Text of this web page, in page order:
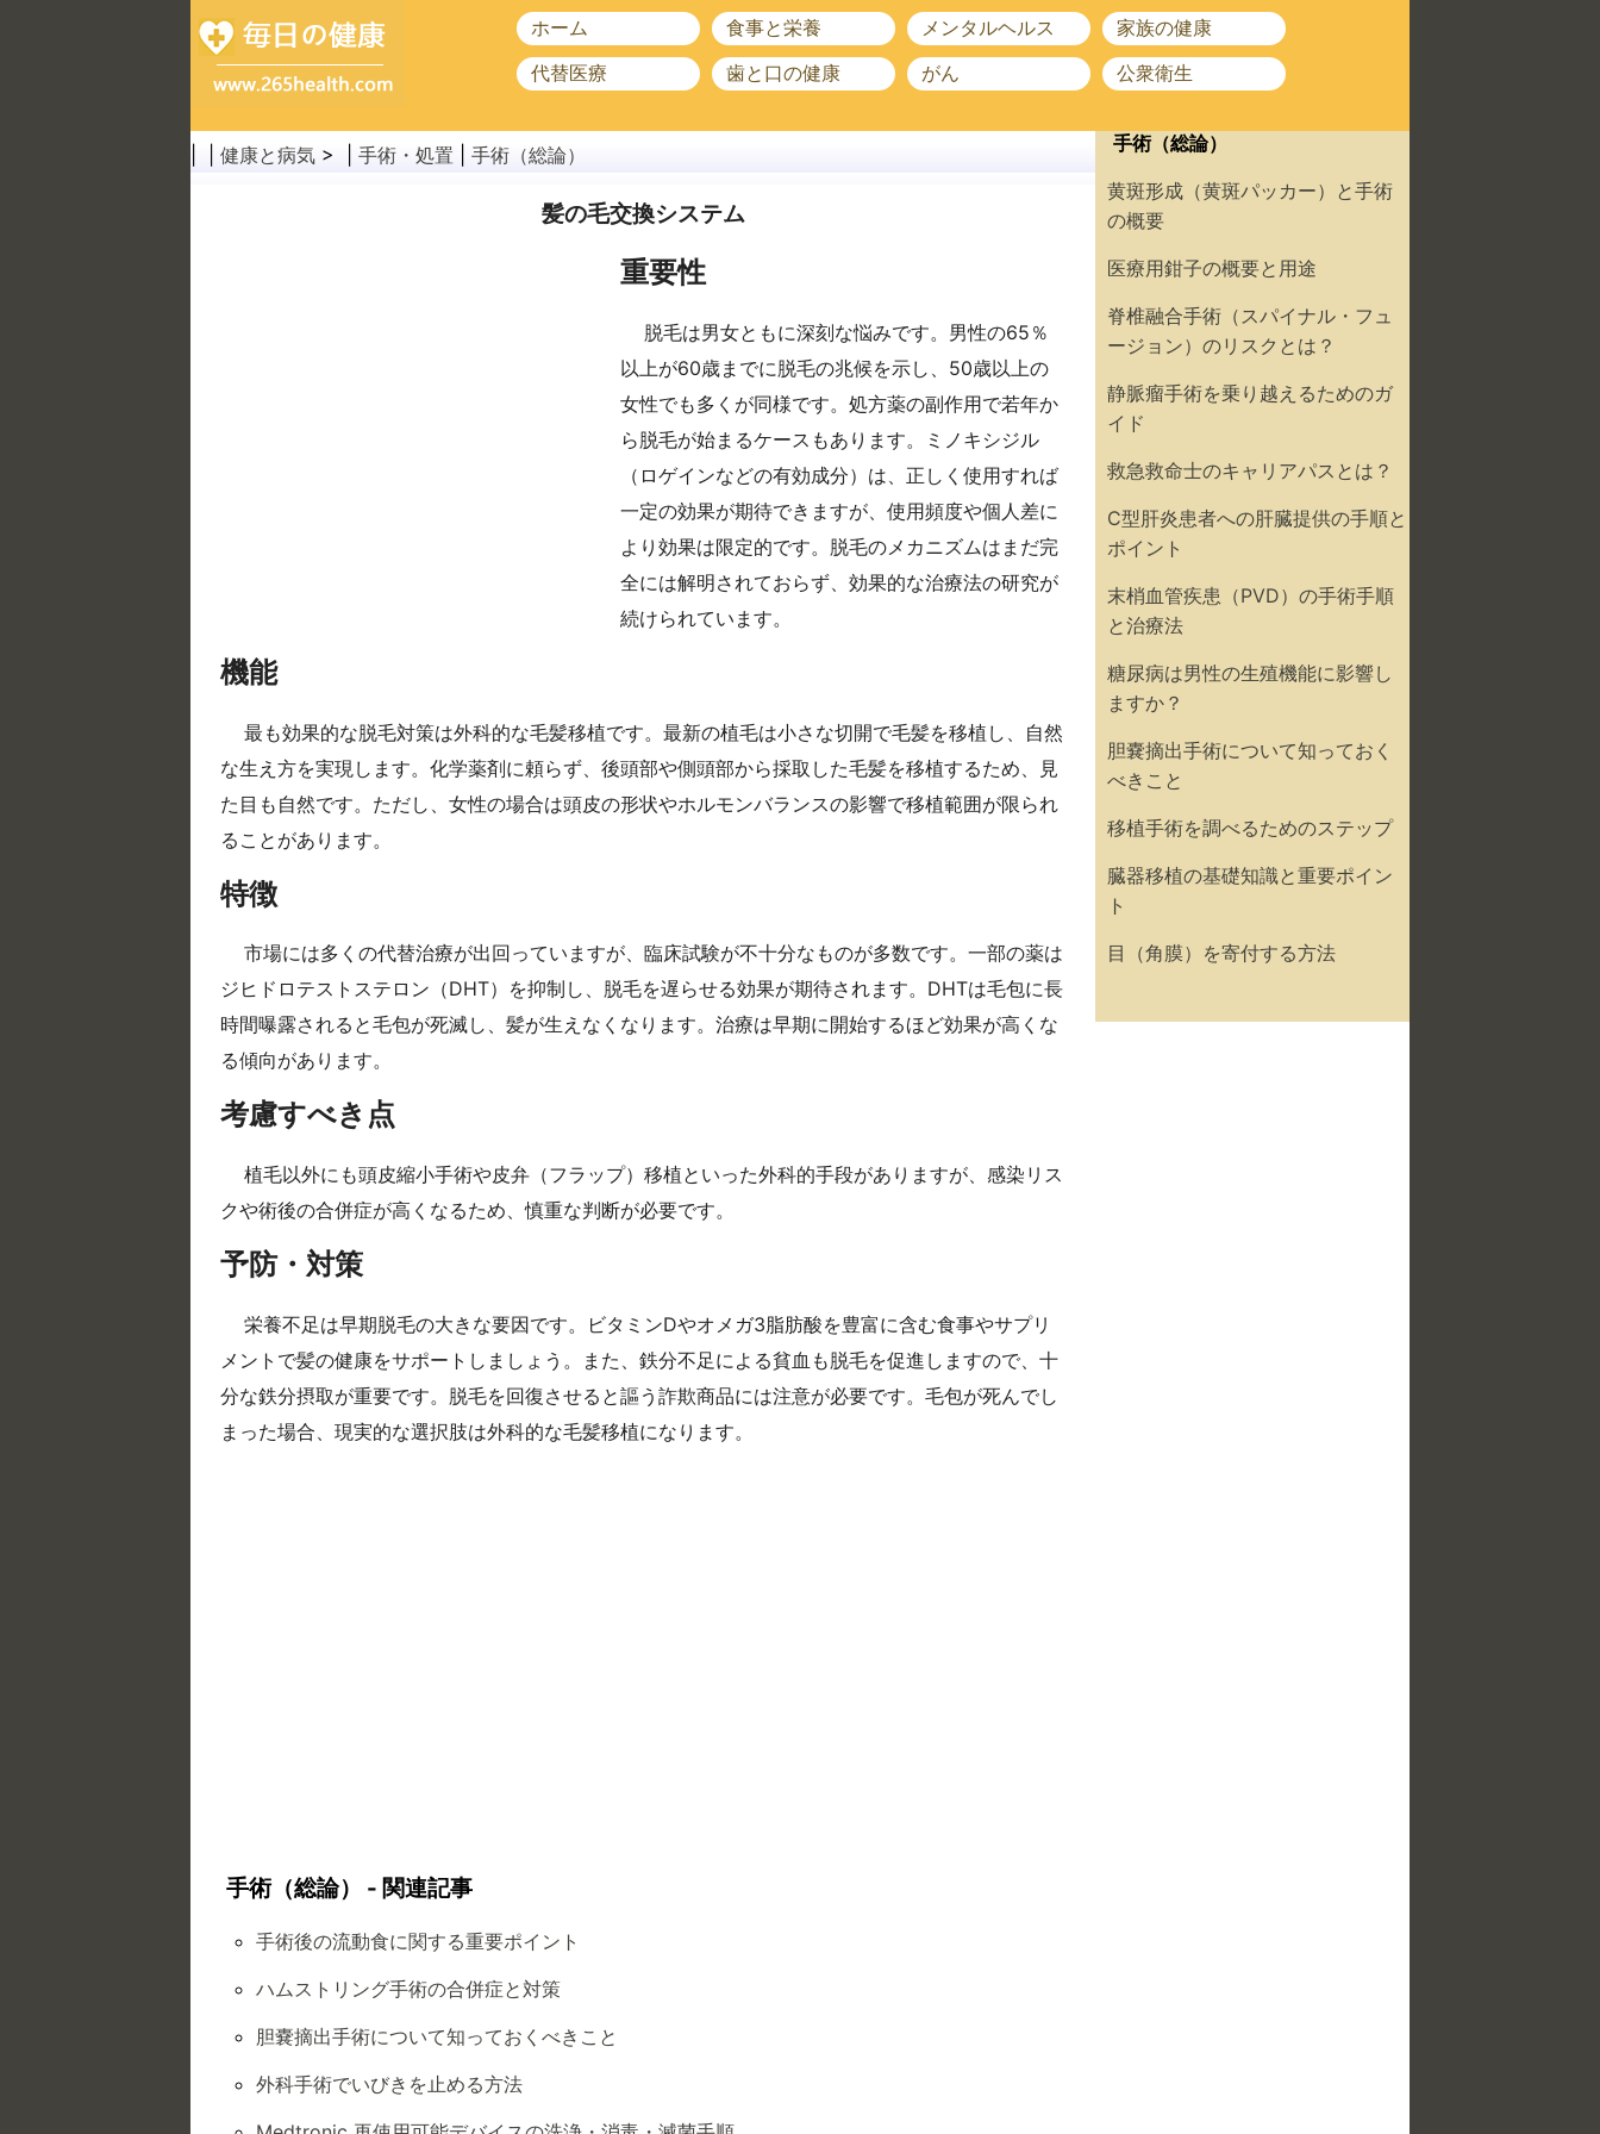
ホーム 食事と栄養 メンタルヘルス
家族の健康
代替医療
歯と口の健康 がん 公衆衛生
健康と病気 > | 手術・処置 手術（総論）
髪の毛交換システム
重要性
脱毛は男女ともに深刻な悩みです。男性の65％
以上が60歳までに脱毛の兆候を示し、50歳以上の
女性でも多くが同様です。処方薬の副作用で若年か
ら脱毛が始まるケースもあります。ミノキシジル
（ロゲインなどの有効成分）は、正しく使用すれば
一定の効果が期待できますが、使用頻度や個人差に
より効果は限定的です。脱毛のメカニズムはまだ完
全には解明されておらず、効果的な治療法の研究が
続けられています。
機能
最も効果的な脱毛対策は外科的な毛髪移植です。最新の植毛は小さな切開で毛髪を移植し、自然
な生え方を実現します。化学薬剤に頼らず、後頭部や側頭部から採取した毛髪を移植するため、見
た目も自然です。ただし、女性の場合は頭皮の形状やホルモンバランスの影響で移植範囲が限られ
ることがあります。
特徴
市場には多くの代替治療が出回っていますが、臨床試験が不十分なものが多数です。一部の薬は
ジヒドロテストステロン（DHT）を抑制し、脱毛を遅らせる効果が期待されます。DHTは毛包に長
時間曝露されると毛包が死滅し、髪が生えなくなります。治療は早期に開始するほど効果が高くな
る傾向があります。
考慮すべき点
植毛以外にも頭皮縮小手術や皮弁（フラップ）移植といった外科的手段がありますが、感染リス
クや術後の合併症が高くなるため、慎重な判断が必要です。
予防・対策
栄養不足は早期脱毛の大きな要因です。ビタミンDやオメガ3脂肪酸を豊富に含む食事やサプリ
メントで髪の健康をサポートしましょう。また、鉄分不足による貧血も脱毛を促進しますので、十
分な鉄分摂取が重要です。脱毛を回復させると謳う詐欺商品には注意が必要です。毛包が死んでし
まった場合、現実的な選択肢は外科的な毛髪移植になります。
手術（総論） - 関連記事
手術後の流動食に関する重要ポイント
ハムストリング手術の合併症と対策
胆嚢摘出手術について知っておくべきこと
外科手術でいびきを止める方法
手術（総論）
黄斑形成（黄斑パッカー）と手術
の概要
医療用鉗子の概要と用途
脊椎融合手術（スパイナル・フュ
ージョン）のリスクとは？
静脈瘤手術を乗り越えるためのガ
イド
救急救命士のキャリアパスとは？
C型肝炎患者への肝臓提供の手順と
ポイント
末梢血管疾患（PVD）の手術手順
と治療法
糖尿病は男性の生殖機能に影響し
ますか？
胆嚢摘出手術について知っておく
べきこと
移植手術を調べるためのステップ
臓器移植の基礎知識と重要ポイン
ト
目（角膜）を寄付する方法